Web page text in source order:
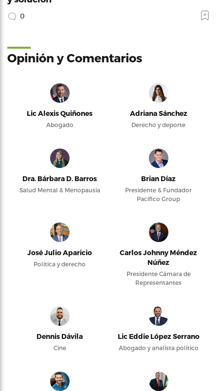
0
Opinión y Comentarios
Lic Alexis Quiñones
Abogado
Adriana Sánchez
Derecho y deporte
Dra. Bárbara D. Barros
Salud Mental & Menopausia
Brian Díaz
Presidente & Fundador
Pacifico Group
José Julio Aparicio
Política y derecho
Carlos Johnny Méndez
Núñez
Presidente Cámara de
Representantes
Dennis Dávila
Cine
Lic Eddie López Serrano
Abogado y analista político